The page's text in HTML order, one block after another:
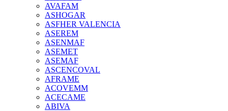
AVAFAM
ASHOGAR
ASFHER VALENCIA
ASEREM
ASENMAF
ASEMET
ASEMAF
ASCENCOVAL
AFRAME
ACOVEMM
ACECAME
ABIVA